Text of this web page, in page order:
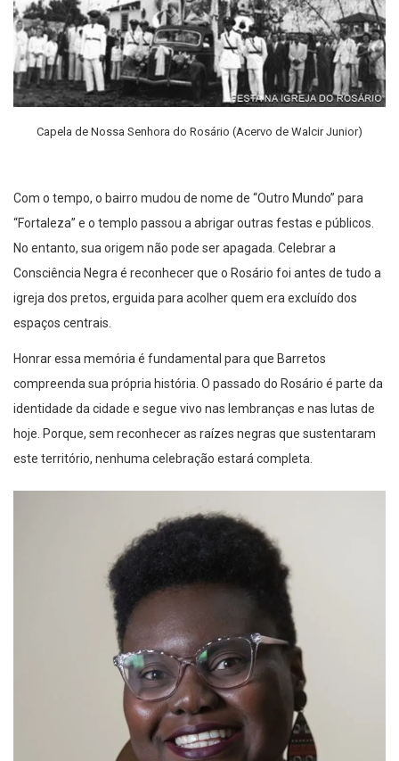
Capela de Nossa Senhora do Rosário (Acervo de Walcir Junior)
“Fortaleza” e o templo passou a abrigar outras festas e públicos.
No entanto, sua origem não pode ser apagada. Celebrar a
Consciência Negra é reconhecer que o Rosário foi antes de tudo a
igreja dos pretos, erguida para acolher quem era excluído dos
espaços centrais.
compreenda sua própria história. O passado do Rosário é parte da
identidade da cidade e segue vivo nas lembranças e nas lutas de
hoje. Porque, sem reconhecer as raízes negras que sustentaram
este território, nenhuma celebração estará completa.